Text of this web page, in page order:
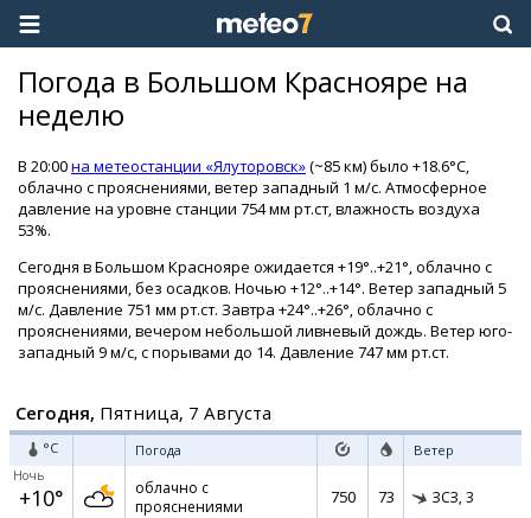
Погода в Большом Краснояре на
неделю
В 20:00на метеостанции «Ялуторовск»(~85 км) было +18.6°C,
облачно с прояснениями, ветер западный 1 м/с. Атмосферное
давление на уровне станции 754 мм рт.ст, влажность воздуха
53%.
Сегодня в Большом Краснояре ожидается +19°..+21°, облачно с
прояснениями, без осадков. Ночью +12°..+14°. Ветер западный 5
м/с. Давление 751 мм рт.ст. Завтра +24°..+26°, облачно с
прояснениями, вечером небольшой ливневый дождь. Ветер юго-
западный 9 м/с, с порывами до 14. Давление 747 мм рт.ст.
Сегодня, Пятница, 7 Августа
°C Погода Ветер
Ночь
+10°
облачно с
прояснениями
750 73 ЗСЗ, 3